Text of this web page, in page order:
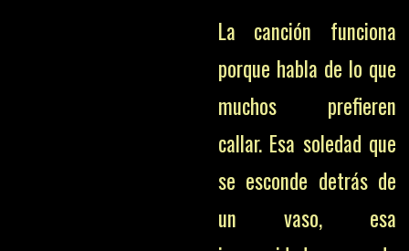
La canción funciona
porque habla de lo que
muchos prefieren
callar. Esa soledad que
se esconde detrás de
un vaso, esa